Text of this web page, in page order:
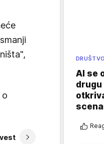
o
DRUŠTVO
AI se